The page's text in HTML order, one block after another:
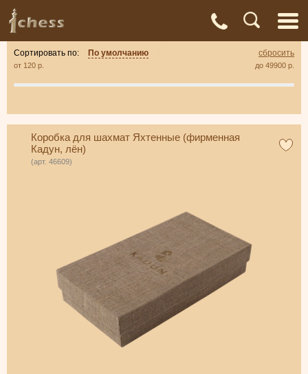
и оплата
Сортировать по: По умолчанию
от 120 р. до 49900 р.
сбросить
Коробка для шахмат Яхтенные (фирменная
Кадун, лён)
(арт. 46609)